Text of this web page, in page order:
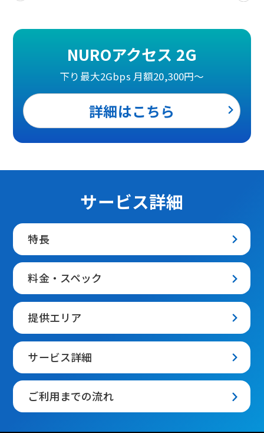
NUROアクセス 2G
下り最大2Gbps 月額20,300円～
詳細はこちら
サービス詳細
特長
料金・スペック
提供エリア
サービス詳細
ご利用までの流れ